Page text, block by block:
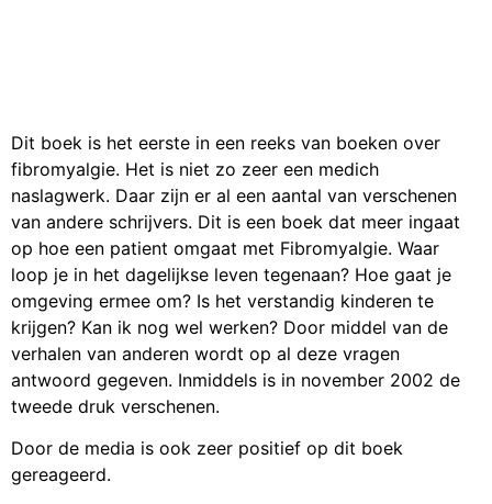
Dit boek is het eerste in een reeks van boeken over
fibromyalgie. Het is niet zo zeer een medich
naslagwerk. Daar zijn er al een aantal van verschenen
van andere schrijvers. Dit is een boek dat meer ingaat
op hoe een patient omgaat met Fibromyalgie. Waar
loop je in het dagelijkse leven tegenaan? Hoe gaat je
omgeving ermee om? Is het verstandig kinderen te
krijgen? Kan ik nog wel werken? Door middel van de
verhalen van anderen wordt op al deze vragen
antwoord gegeven. Inmiddels is in november 2002 de
tweede druk verschenen.
Door de media is ook zeer positief op dit boek
gereageerd.